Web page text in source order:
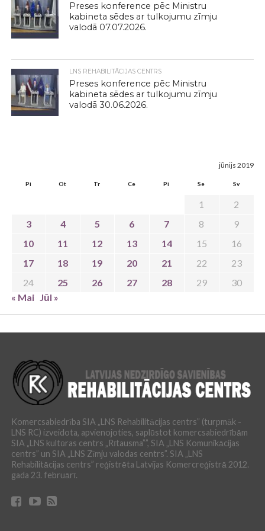
Preses konference pēc Ministru
kabineta sēdes ar tulkojumu zīmju
valodā 07.07.2026.
LNS REHABILITĀCIJAS CENTRS
Preses konference pēc Ministru
kabineta sēdes ar tulkojumu zīmju
valodā 30.06.2026.
jūnijs 2019
Pi Ot Tr Ce Pi Se Sv
1
2
3
4 5 6 7 8
9
10
11 12 13 14 15
16
17
18 19 20 21 22
23
24
25 26 27 28 29
30
« Mai Jūl »
Komercsabiedrība SIA „LNS Rehabilitācijas centrs” (turpmāk -
LNS RC) izveidota, apvienojoties, saplūstot komercsabiedrībām
SIA „LNS kultūras centrs „Rītausma””, SIA „LNS Komunikācijas
centrs” un SIA „LNS Zīmju valodas centrs”. SIA „LNS
Rehabilitācijas centrs” reģistrēta Latvijas Komercreģistrā 2012.
gada 23. februārī.